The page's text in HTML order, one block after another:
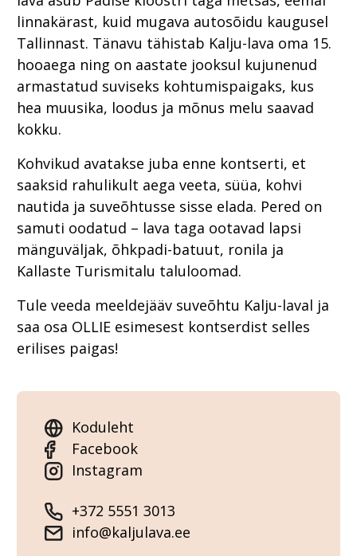
linnakärast, kuid mugava autosõidu kaugusel
Tallinnast. Tänavu tähistab Kalju-lava oma 15.
hooaega ning on aastate jooksul kujunenud
armastatud suviseks kohtumispaigaks, kus
hea muusika, loodus ja mõnus melu saavad
kokku.
Kohvikud avatakse juba enne kontserti, et
saaksid rahulikult aega veeta, süüa, kohvi
nautida ja suveõhtusse sisse elada. Pered on
samuti oodatud – lava taga ootavad lapsi
mänguväljak, õhkpadi-batuut, ronila ja
Kallaste Turismitalu taluloomad.
Tule veeda meeldejääv suveõhtu Kalju-laval ja
saa osa OLLIE esimesest kontserdist selles
erilises paigas!
Koduleht
Facebook
Instagram
+372 5551 3013
info@kaljulava.ee